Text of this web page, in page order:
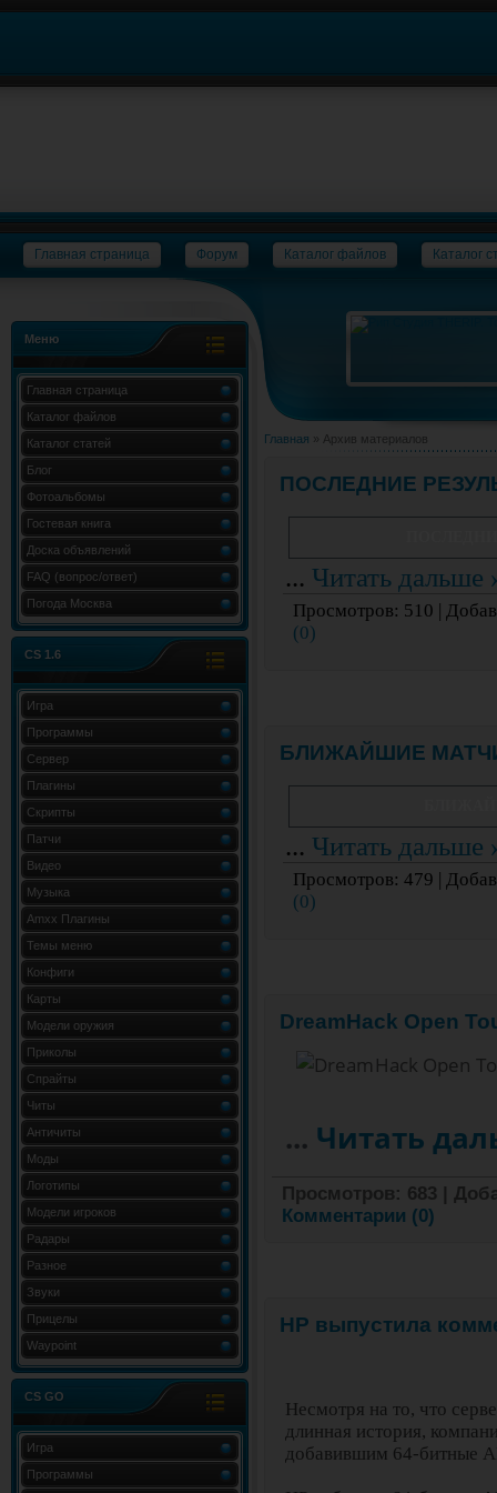
Главная страница Форум Каталог файлов Каталог
Меню
Главная страница
Каталог файлов
Каталог статей
Блог
Фотоальбомы
Гостевая книга
Доска объявлений
FAQ (вопрос/ответ)
Погода Москва
CS 1.6
Игра
Программы
Сервер
Плагины
Скрипты
Патчи
Видео
Музыка
Amxx Плагины
Темы меню
Конфиги
Карты
Модели оружия
Приколы
Спрайты
Читы
Античиты
Моды
Логотипы
Модели игроков
Радары
Разное
Звуки
Прицелы
Waypoint
CS GO
Игра
Программы
Главная » Архив материалов
ПОСЛЕДНИЕ
... Читать дальше
Просмотров: 510 |
(0)
БЛИЖАЙШИЕ
... Читать дальше
Просмотров: 479 |
(0)
DreamHack Open
... Читать
Просмотров: 683 |
Комментарии (0)
HP выпустила
Несмотря на то, что
длинная история,
добавившим 64-битные